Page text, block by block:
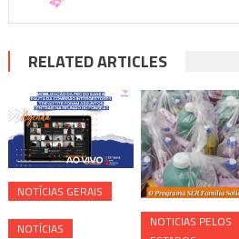
RELATED ARTICLES
NOTÍ­CIAS GERAIS
NOTÍCIAS
NOTICIAS PELOS